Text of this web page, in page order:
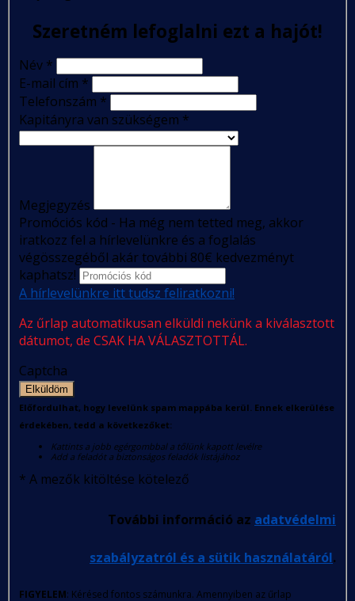
Szeretném lefoglalni ezt a hajót!
Név *
E-mail cím *
Telefonszám *
Kapitányra van szükségem *
Megjegyzés
Promóciós kód - Ha még nem tetted meg, akkor
iratkozz fel a hírlevelünkre és a foglalás
végösszegéből akár további 80€ kedvezményt
kaphatsz!
A hírlevelünkre itt tudsz feliratkozni!
Az űrlap automatikusan elküldi nekünk a kiválasztott
dátumot, de CSAK HA VÁLASZTOTTÁL.
Captcha
Elküldöm
Előfordulhat, hogy levelünk spam mappába kerül. Ennek elkerülése
érdekében, tedd a következőket:
Kattints a jobb egérgombbal a tőlünk kapott levélre
Add a feladót a biztonságos feladók listájához
* A mezők kitöltése kötelező
További információ az adatvédelmi
szabályzatról és a sütik használatáról.
FIGYELEM: Kérésed fontos számunkra. Amennyiben az űrlap